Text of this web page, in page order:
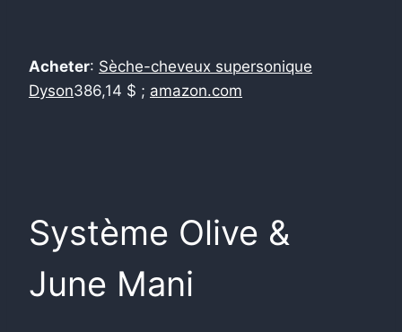
Acheter: Sèche-cheveux supersonique
Dyson386,14 $ ; amazon.com
Système Olive &
June Mani